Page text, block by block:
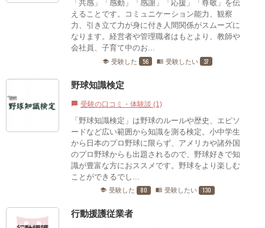
「共感」「感動」「感謝」「応援」「尊敬」を伝
えることです。コミュニケーション能力、観察
力、引き立て力が身に付き人間関係がスムーズに
なります。経営者や管理職者はもとより、教師や
会社員、子育て中のお...
school 受験した 56 menu_book 受験したい 37
野球知識検定
chat_bubble 受験の口コミ・体験談 (1)
「野球知識検定」は野球のルールや歴史、エピソ
ードなど広い範囲から知識を測る検定。小中学生
から日本のプロ野球に限らず、アメリカや諸外国
のプロ野球からも出題されるので、野球好きで知
識が豊富な方におススメです。野球をより楽しむ
ことができるでし...
school 受験した 80 menu_book 受験したい 130
行動援護従業者